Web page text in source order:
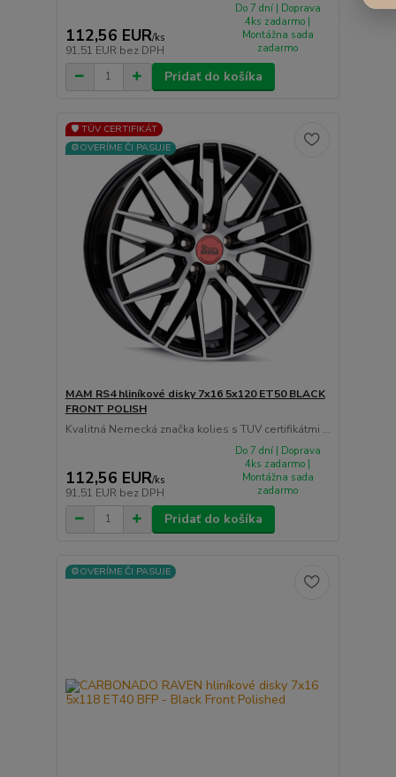
112,56 EUR/ks
91,51 EUR bez DPH
Do 7 dní | Doprava
4ks zadarmo |
Montážna sada
zadarmo
Pridať do košíka
🛡️ TÜV CERTIFIKÁT
⚙️OVERÍME ČI PASUJE
MAM RS4 hliníkové disky 7x16 5x120 ET50 BLACK
FRONT POLISH
Kvalitná Nemecká značka kolies s TUV certifikátmi ...
112,56 EUR/ks
91,51 EUR bez DPH
Do 7 dní | Doprava
4ks zadarmo |
Montážna sada
zadarmo
Pridať do košíka
⚙️OVERÍME ČI PASUJE